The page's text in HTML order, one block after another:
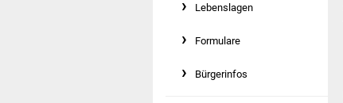
Lebenslagen
Formulare
Bürgerinfos